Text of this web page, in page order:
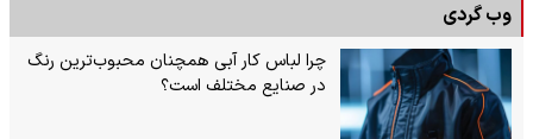
وب گردی
چرا لباس کار آبی همچنان محبوب‌ترین رنگ
در صنایع مختلف است؟